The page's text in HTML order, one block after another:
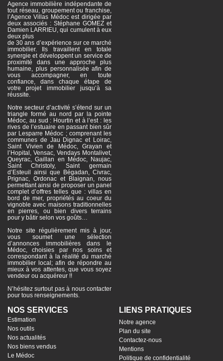
Agence immobilière indépendante de
tout réseau, groupement ou franchise,
l’Agence Villas Médoc est dirigée par
deux associés : Stéphane GOMEZ et
Damien LARRIEU, qui cumulent à eux
deux plus
de 30 ans d’expérience sur ce marché
immobilier. Ils travaillent en totale
synergie et développent un service de
proximité dans une approche plus
humaine, plus personnalisée afin de
vous accompagner, en toute
confiance, dans chaque étape de
votre projet immobilier jusqu’à sa
réussite.
Notre secteur d’activité s’étend sur un
triangle formé au nord par la pointe
Médoc, au sud : Hourtin et à l’est : les
rives de l’estuaire en passant bien sûr
par Lesparre Médoc ; comprenant les
communes de Jau Dignac et Loirac,
Saint Vivien de Médoc, Grayan et
l’Hopital, Vensac, Vendays Montalivet,
Queyrac, Gaillan en Médoc, Naujac,
Saint Christoly, Saint germain
d’Esteuil ainsi que Bégadan, Civrac,
Prignac, Ordonac et Blaignan, nous
permettant ainsi de proposer un panel
complet d’offres telles que : villas en
bord de mer, propriétés au coeur du
vignoble avec maisons traditionnelles
en pierres, ou bien divers terrains
pour y bâtir selon vos goûts…
Notre site régulièrement mis à jour,
vous soumet une sélection
d’annonces immobilières dans le
Médoc, choisies par nos soins et
correspondant à la réalité du marché
immobilier local; afin de répondre au
mieux à vos attentes, que vous soyez
vendeur ou acquéreur !!
N’hésitez surtout pas à nous contacter
pour tous renseignements.
NOS SERVICES
Estimation
Nos outils
Nos actualités
Nos biens vendus
Le Médoc
LIENS PRATIQUES
Notre agence
Plan du site
Contactez-nous
Mentions
Politique de confidentialité